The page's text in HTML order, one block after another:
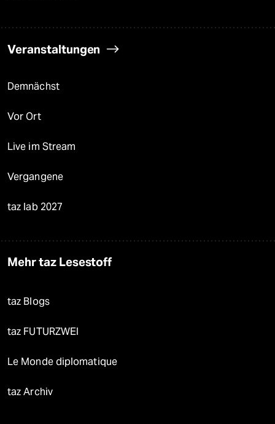
Veranstaltungen
Demnächst
Vor Ort
Live im Stream
Vergangene
taz lab 2027
Mehr taz Lesestoff
taz Blogs
taz FUTURZWEI
Le Monde diplomatique
taz Archiv